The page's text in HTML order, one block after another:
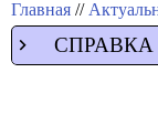
Главная //
СПРАВКА